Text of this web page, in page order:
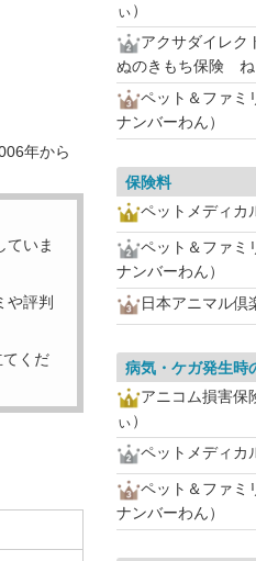
年から
ていま
や評判
てくだ
ぃ）
アクサダイレ
ぬのきもち保険 ね
ペット＆ファミ
ナンバーわん）
保険料
ペットメディカ
ペット＆ファミ
ナンバーわん）
日本アニマル倶
病気・ケガ発生時
アニコム損害保
ぃ）
ペットメディカ
ペット＆ファミ
ナンバーわん）